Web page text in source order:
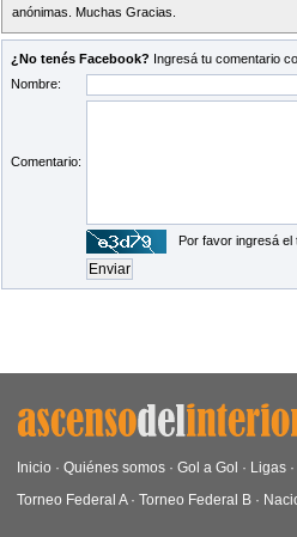
anónimas. Muchas Gracias.
¿No tenés Facebook? Ingresá tu comentario
Nombre:
Comentario:
Por favor ingresá el
Inicio · Quiénes somos · Gol a Gol · Ligas ·
Torneo Federal A· Torneo Federal B ·